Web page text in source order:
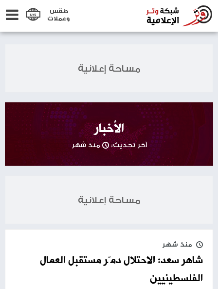
طقس
وعملات
مساحة إعلانية
الأخبار
آخر تحديث: منذ شهر
مساحة إعلانية
منذ شهر
شاهر سعد: الاحتلال دمّر مستقبل العمال
الفلسطينيين